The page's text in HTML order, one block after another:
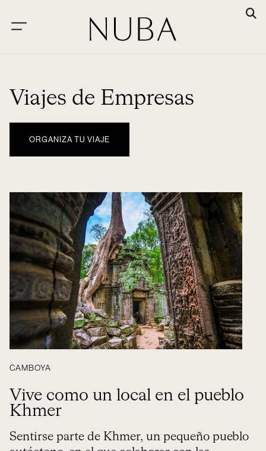
Viajes de Empresas
ORGANIZA TU VIAJE
CAMBOYA
Vive como un local en el pueblo
Khmer
Sentirse parte de Khmer, un pequeño pueblo